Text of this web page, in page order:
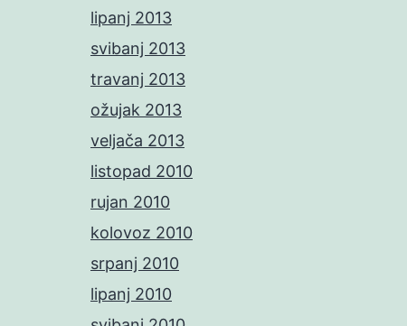
lipanj 2013
svibanj 2013
travanj 2013
ožujak 2013
veljača 2013
listopad 2010
rujan 2010
kolovoz 2010
srpanj 2010
lipanj 2010